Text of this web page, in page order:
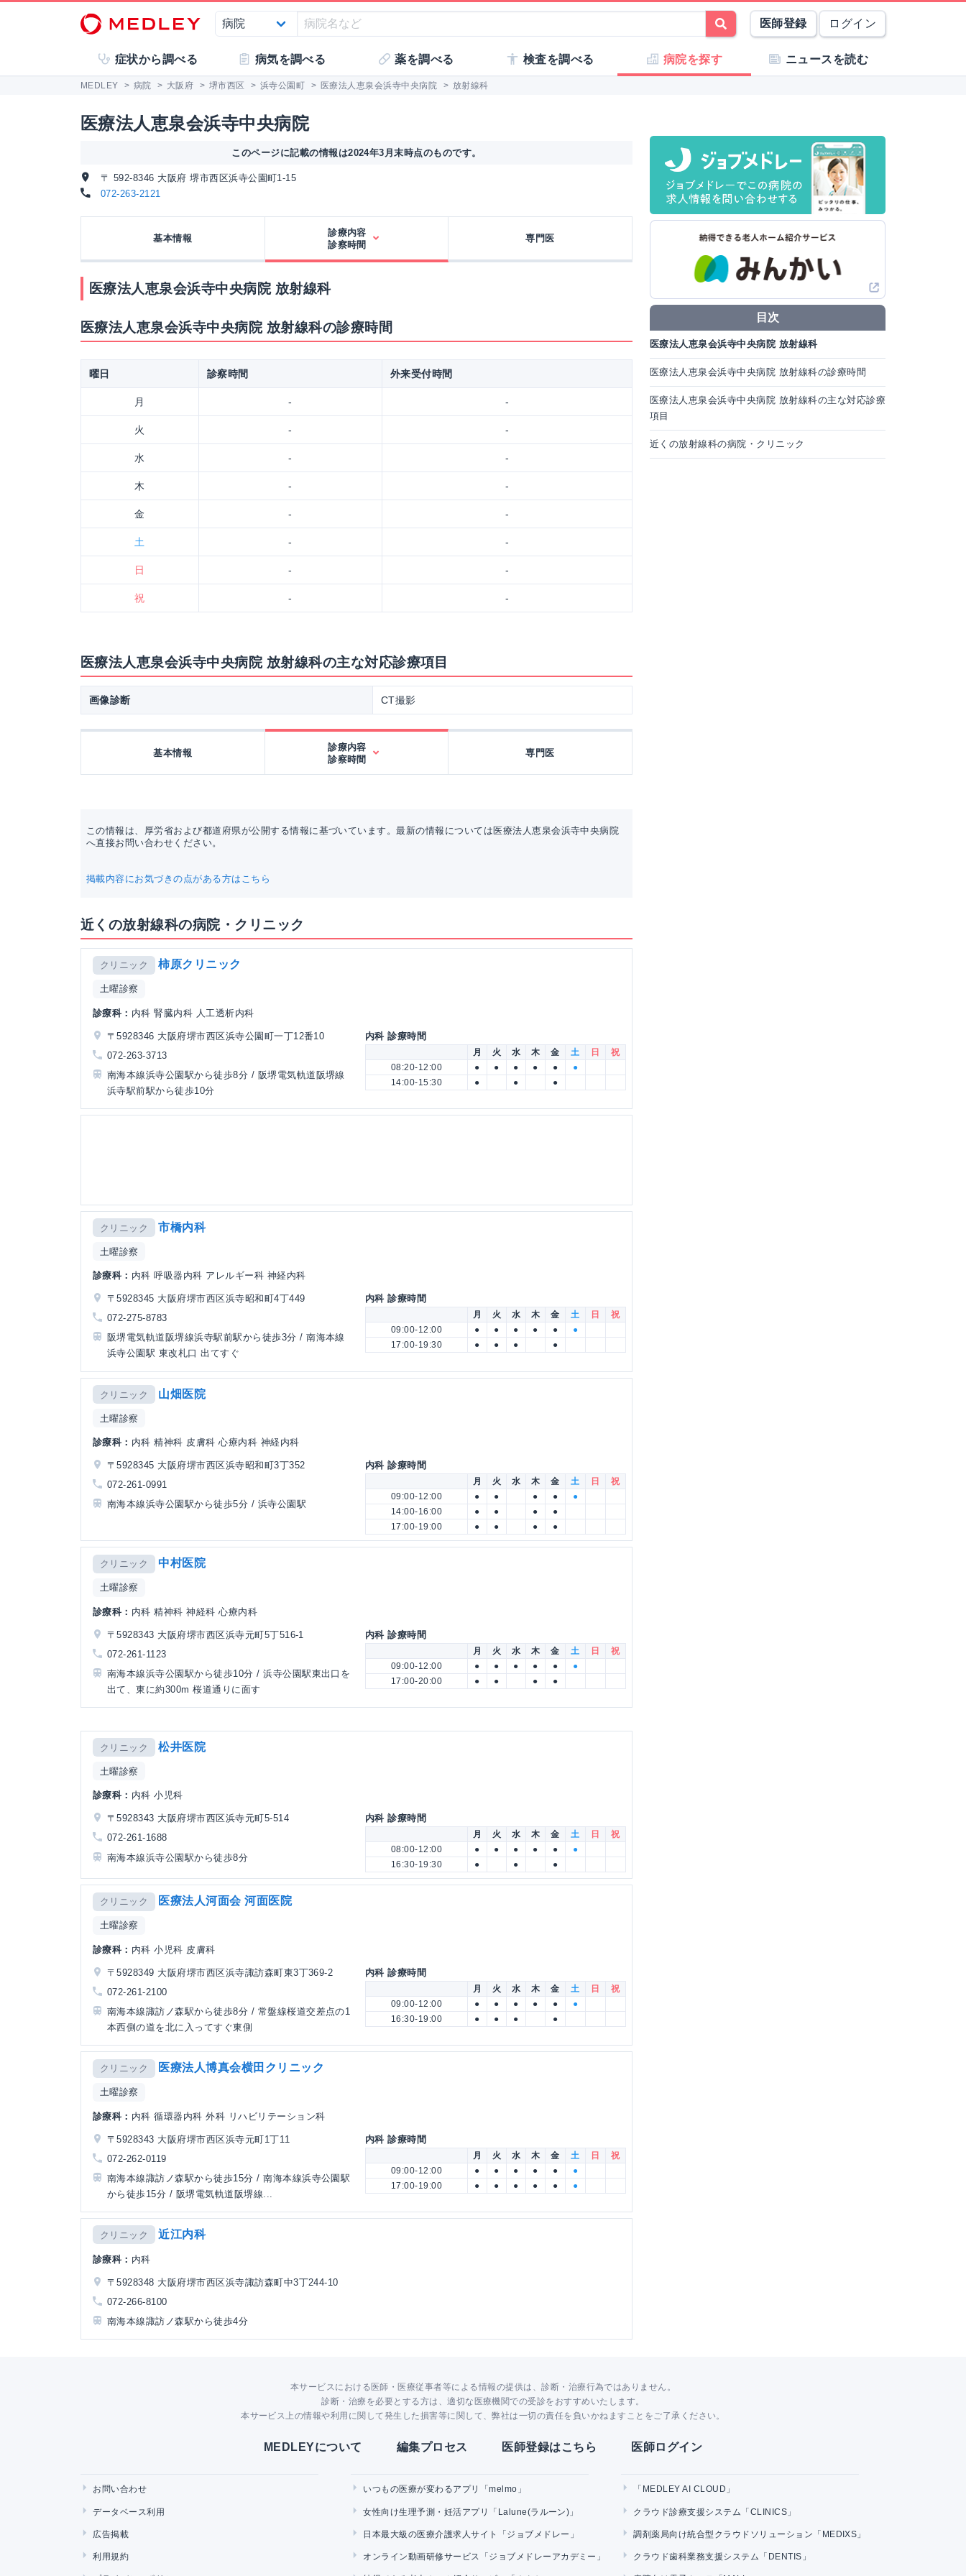
医師登録 ログイン
症状から調べる 病気を調べる 薬を調べる 検査を調べる 病院を探す ニュースを読む
MEDLEY > 病院 > 大阪府 > 堺市西区 > 浜寺公園町 > 医療法人恵泉会浜寺中央病院 > 放射線科
医療法人恵泉会浜寺中央病院
このページに記載の情報は2024年3月末時点のものです。
〒 592-8346 大阪府 堺市西区浜寺公園町1-15
072-263-2121
基本情報
診療内容
診察時間
専門医
医療法人恵泉会浜寺中央病院 放射線科
医療法人恵泉会浜寺中央病院 放射線科の診療時間
曜日 診察時間 外来受付時間
月 - -
火 - -
水 - -
木 - -
金 - -
土 - -
日 - -
祝 - -
医療法人恵泉会浜寺中央病院 放射線科の主な対応診療項目
画像診断 CT撮影
基本情報
診療内容
診察時間
専門医
この情報は、厚労省および都道府県が公開する情報に基づいています。最新の情報については医療法人恵泉会浜寺中央病院
へ直接お問い合わせください。
掲載内容にお気づきの点がある方はこちら
近くの放射線科の病院・クリニック
クリニック 柿原クリニック
土曜診察
診療科： 内科 腎臓内科 人工透析内科
〒5928346 大阪府堺市西区浜寺公園町一丁12番10
072-263-3713
南海本線浜寺公園駅から徒歩8分 / 阪堺電気軌道阪堺線
浜寺駅前駅から徒歩10分
内科 診療時間
月 火 水 木 金 土 日
祝
08:20-12:00
● ● ● ● ●
●
14:00-15:30
● ● ●
クリニック 市橋内科
土曜診察
診療科： 内科 呼吸器内科 アレルギー科 神経内科
〒5928345 大阪府堺市西区浜寺昭和町4丁449
072-275-8783
阪堺電気軌道阪堺線浜寺駅前駅から徒歩3分 / 南海本線
浜寺公園駅 東改札口 出てすぐ
内科 診療時間
月 火 水 木 金 土 日
祝
09:00-12:00
● ● ● ● ●
●
17:00-19:30
● ● ● ●
クリニック 山畑医院
土曜診察
診療科： 内科 精神科 皮膚科 心療内科 神経内科
〒5928345 大阪府堺市西区浜寺昭和町3丁352
072-261-0991
南海本線浜寺公園駅から徒歩5分 / 浜寺公園駅
内科 診療時間
月 火 水 木 金 土 日
祝
09:00-12:00
● ● ● ●
●
14:00-16:00
● ● ●
●
17:00-19:00
● ● ● ●
クリニック 中村医院
土曜診察
診療科： 内科 精神科 神経科 心療内科
〒5928343 大阪府堺市西区浜寺元町5丁516-1
072-261-1123
南海本線浜寺公園駅から徒歩10分 / 浜寺公園駅東出口を
出て、東に約300m 桜道通りに面す
内科 診療時間
月 火 水 木 金 土 日
祝
09:00-12:00
● ● ● ● ●
●
17:00-20:00
● ● ● ●
クリニック 松井医院
土曜診察
診療科： 内科 小児科
〒5928343 大阪府堺市西区浜寺元町5-514
072-261-1688
南海本線浜寺公園駅から徒歩8分
内科 診療時間
月 火 水 木 金 土 日
祝
08:00-12:00
● ● ● ● ●
●
16:30-19:30
● ● ●
クリニック 医療法人河面会 河面医院
土曜診察
診療科： 内科 小児科 皮膚科
〒5928349 大阪府堺市西区浜寺諏訪森町東3丁369-2
072-261-2100
南海本線諏訪ノ森駅から徒歩8分 / 常盤線桜道交差点の1
本西側の道を北に入ってすぐ東側
内科 診療時間
月 火 水 木 金 土 日
祝
09:00-12:00
● ● ● ● ●
●
16:30-19:00
● ● ● ●
クリニック 医療法人博真会横田クリニック
土曜診察
診療科： 内科 循環器内科 外科 リハビリテーション科
〒5928343 大阪府堺市西区浜寺元町1丁11
072-262-0119
南海本線諏訪ノ森駅から徒歩15分 / 南海本線浜寺公園駅
から徒歩15分 / 阪堺電気軌道阪堺線...
内科 診療時間
月 火 水 木 金 土 日
祝
09:00-12:00
● ● ● ● ●
●
17:00-19:00
● ● ● ● ● ●
クリニック 近江内科
診療科： 内科
〒5928348 大阪府堺市西区浜寺諏訪森町中3丁244-10
072-266-8100
南海本線諏訪ノ森駅から徒歩4分
目次
医療法人恵泉会浜寺中央病院 放射線科
医療法人恵泉会浜寺中央病院 放射線科の診療時間
医療法人恵泉会浜寺中央病院 放射線科の主な対応診療
項目
近くの放射線科の病院・クリニック
本サービスにおける医師・医療従事者等による情報の提供は、診断・治療行為ではありません。
診断・治療を必要とする方は、適切な医療機関での受診をおすすめいたします。
本サービス上の情報や利用に関して発生した損害等に関して、弊社は一切の責任を負いかねますことをご了承ください。
MEDLEYについて 編集プロセス 医師登録はこちら 医師ログイン
お問い合わせ
データベース利用
広告掲載
利用規約
いつもの医療が変わるアプリ「melmo」
女性向け生理予測・妊活アプリ「Lalune(ラルーン)」
日本最大級の医療介護求人サイト「ジョブメドレー」
オンライン動画研修サービス「ジョブメドレーアカデミー」
「MEDLEY AI CLOUD」
クラウド診療支援システム「CLINICS」
調剤薬局向け統合型クラウドソリューション「MEDIXS」
クラウド歯科業務支援システム「DENTIS」